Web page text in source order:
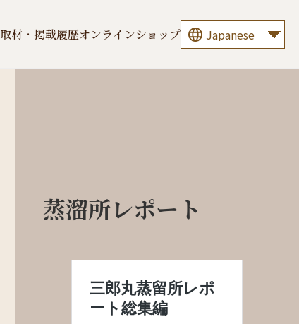
取材・掲載履歴オンラインショップ
蒸溜所レポート